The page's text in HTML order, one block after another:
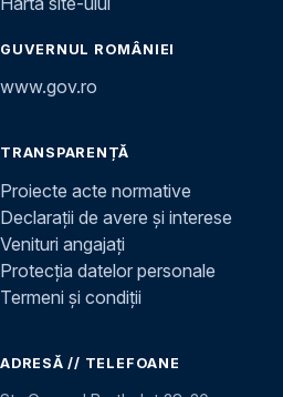
GUVERNUL ROMÂNIEI
www.gov.ro
TRANSPARENȚĂ
Proiecte acte normative
Declarații de avere și interese
Venituri angajați
Protecția datelor personale
Termeni și condiții
ADRESĂ // TELEFOANE